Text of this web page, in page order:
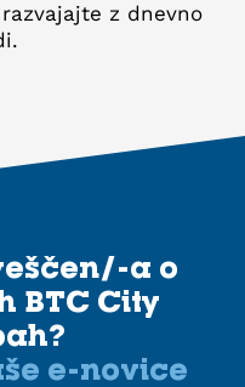
z dnevno
a o
BTC City
e-novice